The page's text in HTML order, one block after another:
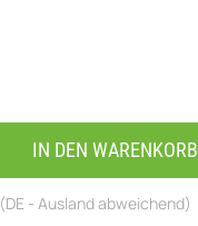
IN DEN WARENKORB
(DE - Ausland abweichend)